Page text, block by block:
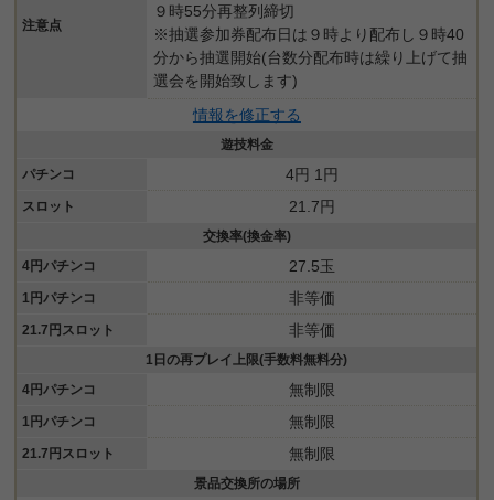
注意点
９時55分再整列締切
※抽選参加券配布日は９時より配布し９時40
分から抽選開始(台数分配布時は繰り上げて抽
選会を開始致します)
情報を修正する
遊技料金
パチンコ
4円 1円
スロット 21.7円
交換率(換金率)
4円パチンコ
27.5玉
1円パチンコ 非等価
21.7円スロット 非等価
1日の再プレイ上限(手数料無料分)
4円パチンコ
無制限
1円パチンコ 無制限
21.7円スロット 無制限
景品交換所の場所